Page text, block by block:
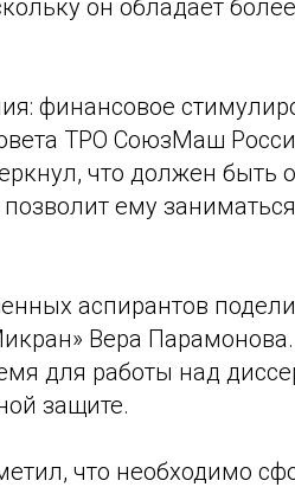
он обладает
финансовое
ТРО СоюзМаш
что должен быть
ему
аспирантов
Вера
для работы над
защите.
что необходимо